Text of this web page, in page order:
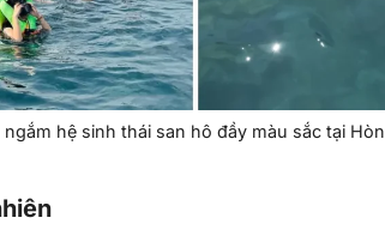
ngắm hệ sinh thái san hô đầy màu sắc tại